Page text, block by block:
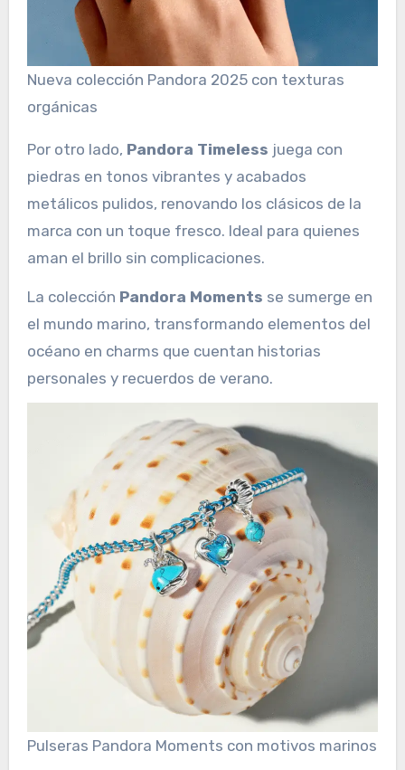
Nueva colección Pandora 2025 con texturas
orgánicas
Por otro lado, Pandora Timeless juega con
piedras en tonos vibrantes y acabados
metálicos pulidos, renovando los clásicos de la
marca con un toque fresco. Ideal para quienes
aman el brillo sin complicaciones.
La colección Pandora Moments se sumerge en
el mundo marino, transformando elementos del
océano en charms que cuentan historias
personales y recuerdos de verano.
Pulseras Pandora Moments con motivos marinos